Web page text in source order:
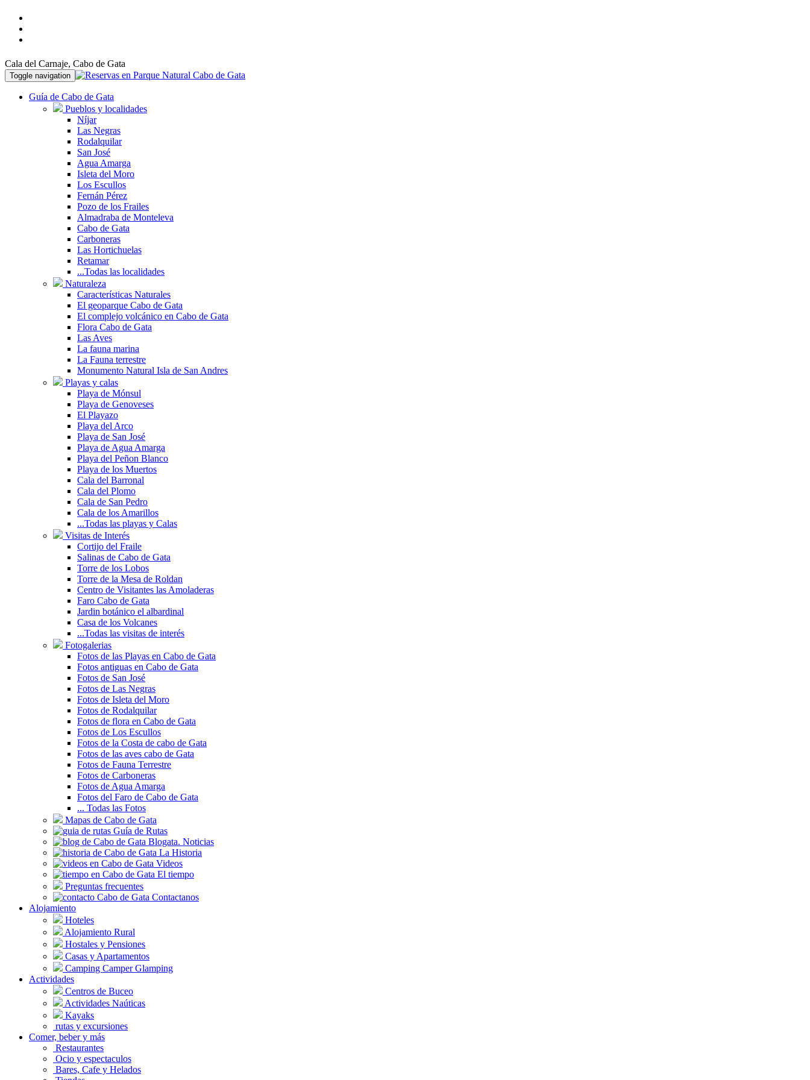
Cala del Carnaje, Cabo de Gata
Toggle navigation
Guía de Cabo de Gata
Pueblos y localidades
Níjar
Las Negras
Rodalquilar
San José
Agua Amarga
Isleta del Moro
Los Escullos
Fernán Pérez
Pozo de los Frailes
Almadraba de Monteleva
Cabo de Gata
Carboneras
Las Hortichuelas
Retamar
...Todas las localidades
Naturaleza
Características Naturales
El geoparque Cabo de Gata
El complejo volcánico en Cabo de Gata
Flora Cabo de Gata
Las Aves
La fauna marina
La Fauna terrestre
Monumento Natural Isla de San Andres
Playas y calas
Playa de Mónsul
Playa de Genoveses
El Playazo
Playa del Arco
Playa de San José
Playa de Agua Amarga
Playa del Peñon Blanco
Playa de los Muertos
Cala del Barronal
Cala del Plomo
Cala de San Pedro
Cala de los Amarillos
...Todas las playas y Calas
Visitas de Interés
Cortijo del Fraile
Salinas de Cabo de Gata
Torre de los Lobos
Torre de la Mesa de Roldan
Centro de Visitantes las Amoladeras
Faro Cabo de Gata
Jardin botánico el albardinal
Casa de los Volcanes
...Todas las visitas de interés
Fotogalerias
Fotos de las Playas en Cabo de Gata
Fotos antiguas en Cabo de Gata
Fotos de San José
Fotos de Las Negras
Fotos de Isleta del Moro
Fotos de Rodalquilar
Fotos de flora en Cabo de Gata
Fotos de Los Escullos
Fotos de la Costa de cabo de Gata
Fotos de las aves cabo de Gata
Fotos de Fauna Terrestre
Fotos de Carboneras
Fotos de Agua Amarga
Fotos del Faro de Cabo de Gata
... Todas las Fotos
Mapas de Cabo de Gata
Guía de Rutas
Blogata. Noticias
La Historia
Videos
El tiempo
Preguntas frecuentes
Contactanos
Alojamiento
Hoteles
Alojamiento Rural
Hostales y Pensiones
Casas y Apartamentos
Camping Camper Glamping
Actividades
Centros de Buceo
Actividades Naúticas
Kayaks
rutas y excursiones
Comer, beber y más
Restaurantes
Ocio y espectaculos
Bares, Cafe y Helados